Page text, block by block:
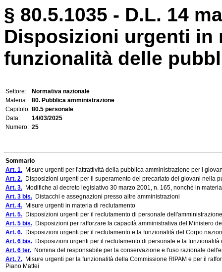
§ 80.5.1035 - D.L. 14
Disposizioni urgenti in
funzionalità delle
Settore:
Normativa nazionale
Materia:
80. Pubblica amministrazione
Capitolo: 80.5 personale
Data:
14/03/2025
Numero: 25
Sommario
Art. 1. Misure urgenti per l'attrattività della pubblica amministrazione per i
Art. 2. Disposizioni urgenti per il superamento del precariato dei giovani nella
Art. 3. Modifiche al decreto legislativo 30 marzo 2001, n. 165, nonchè in
Art. 3 bis. Distacchi e assegnazioni presso altre amministrazioni
Art. 4. Misure urgenti in materia di reclutamento
Art. 5. Disposizioni urgenti per il reclutamento di personale
Art. 5 bis. Disposizioni per rafforzare la capacità amministrativa del Ministero
Art. 6. Disposizioni urgenti per il reclutamento e la funzionalità del Corpo
Art. 6 bis. Disposizioni urgenti per il reclutamento di personale e la
Art. 6 ter. Nomina del responsabile per la conservazione e l'uso razionale
Art. 7. Misure urgenti per la funzionalità della Commissione RIPAM e per il
Piano Mattei